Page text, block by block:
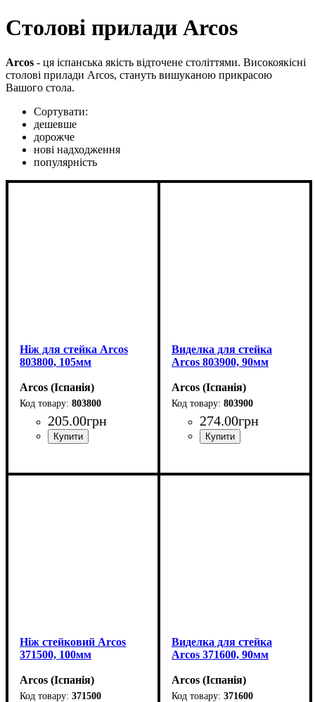
Столові прилади Arcos
Arcos - ця іспанська якість відточене століттями. Високоякісні
столові прилади Arcos, стануть вишуканою прикрасою
Вашого стола.
Сортувати:
дешевше
дорожче
нові надходження
популярність
Ніж для стейка Arcos
803800, 105мм
Arcos (Іспанія)
803800
205.00грн
Виделка для стейка
Arcos 803900, 90мм
Arcos (Іспанія)
803900
274.00грн
Ніж стейковий Arcos
371500, 100мм
Arcos (Іспанія)
371500
Виделка для стейка
Arcos 371600, 90мм
Arcos (Іспанія)
371600